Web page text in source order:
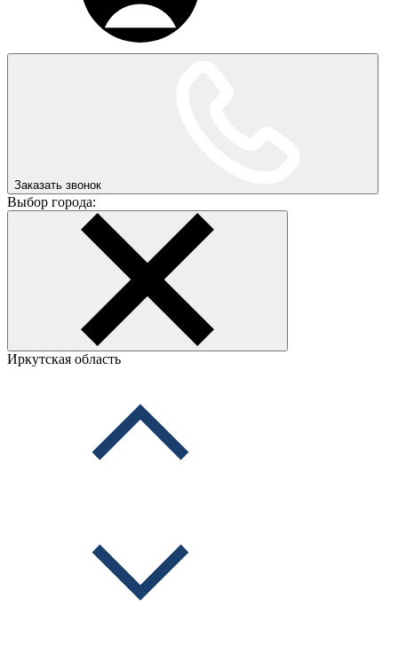
Заказать звонок
Выбор города:
Иркутская область